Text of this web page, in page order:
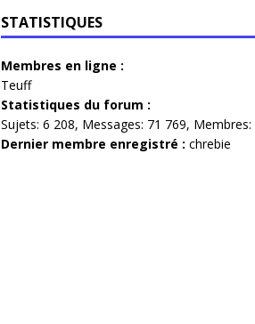
STATISTIQUES
Membres en ligne :
Teuff
Statistiques du forum :
Sujets: 6 208, Messages: 71 769, Membres:
Dernier membre enregistré : chrebie